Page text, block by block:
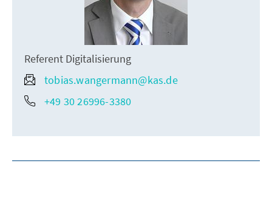
Referent Digitalisierung
tobias.wangermann@kas.de
+49 30 26996-3380